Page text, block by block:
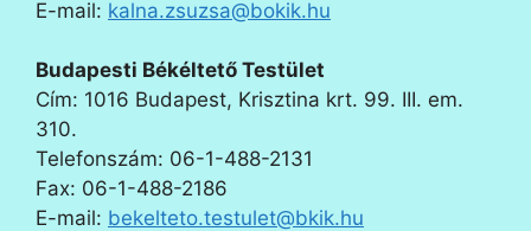
E-mail: kalna.zsuzsa@bokik.hu
Budapesti Békéltető Testület
Cím: 1016 Budapest, Krisztina krt. 99. III. em.
310.
Telefonszám: 06-1-488-2131
Fax: 06-1-488-2186
E-mail: bekelteto.testulet@bkik.hu